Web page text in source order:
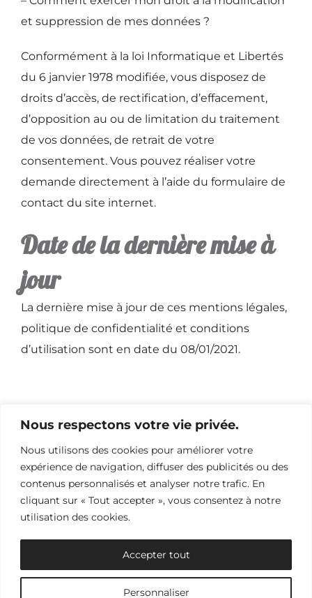
Nous respectons votre vie privée.
Nous utilisons des cookies pour améliorer votre
expérience de navigation, diffuser des publicités ou des
contenus personnalisés et analyser notre trafic. En
cliquant sur « Tout accepter », vous consentez à notre
utilisation des cookies.
Personnaliser
Accepter tout
et suppression de mes données ?
Conformément à la loi Informatique et Libertés
du 6 janvier 1978 modifiée, vous disposez de
droits d’accès, de rectification, d’effacement,
d’opposition au ou de limitation du traitement
de vos données, de retrait de votre
consentement. Vous pouvez réaliser votre
demande directement à l’aide du formulaire de
contact du site internet.
Date de la dernière mise à
jour
La dernière mise à jour de ces mentions légales,
politique de confidentialité et conditions
d’utilisation sont en date du 08/01/2021.
Accueil Chambres
Galerie
Tarifs
Activités aux alentours
Contact & Accès